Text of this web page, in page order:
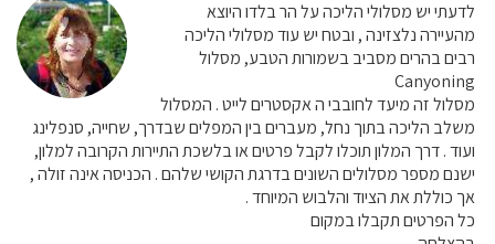
לדעתי יש מסלולי הליכה על הר בלדו היוצא
מהעיירה נלצזינה , ובטח יש עוד מסלולי הליכה
רבים בהרים מסביב בשמורות הטבע, מסלול
Canyoning
מסלול זה מיעד לחובבי ה אקסטרים לייט . המסלול
משלב הליכה בתוך נחל, מעברים בין המפלים שבדרך, שחייה, סנפלינג
ועוד . דרך המלון תוכלו לקבל פרטים או בלשכת התיירות הקרובה למלון,
ישנם מספר מסלולים השונים בדרגת הקושי שלהם . הכניסה אינה זולה ,
אך כוללת את הציוד והלבוש המיוחד .
כל הפרטים תקבלו במקום